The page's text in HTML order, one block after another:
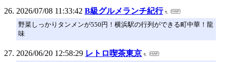
2026/07/08 11:33:42 B級グルメランチ紀行
野菜しっかりタンメンが550円！横浜駅の行列ができる町中華！龍
味
2026/06/20 12:58:29 レトロ喫茶東京